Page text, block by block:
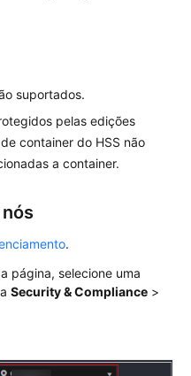
suportados.
pelas edições
container do HSS não
a container.
.
página, selecione uma
Security & Compliance >